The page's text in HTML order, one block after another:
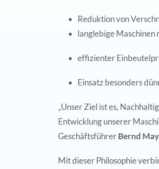
Reduktion von
langlebige
effizienter
Einsatz besonders
„Unser Ziel ist es,
Entwicklung unserer
GeschäftsführerBernd
Mit dieser Philosophie